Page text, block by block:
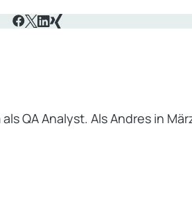
QA Analyst. Als Andres in